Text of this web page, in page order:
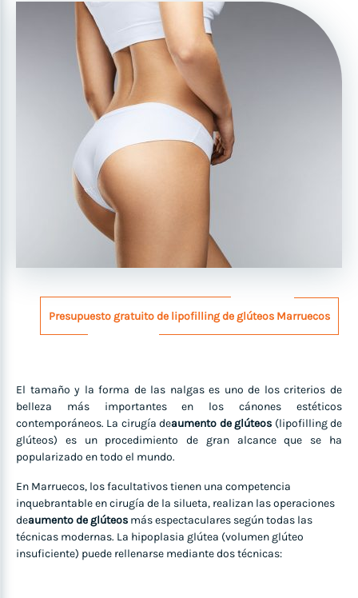
Presupuesto gratuito de lipofilling de glúteos Marruecos
El tamaño y la forma de las nalgas es uno de los criterios de
belleza más importantes en los cánones estéticos
contemporáneos. La cirugía deaumento de glúteos (lipofilling de
glúteos) es un procedimiento de gran alcance que se ha
popularizado en todo el mundo.
En Marruecos, los facultativos tienen una competencia
inquebrantable en cirugía de la silueta, realizan las operaciones
deaumento de glúteos más espectaculares según todas las
técnicas modernas. La hipoplasia glútea (volumen glúteo
insuficiente) puede rellenarse mediante dos técnicas: